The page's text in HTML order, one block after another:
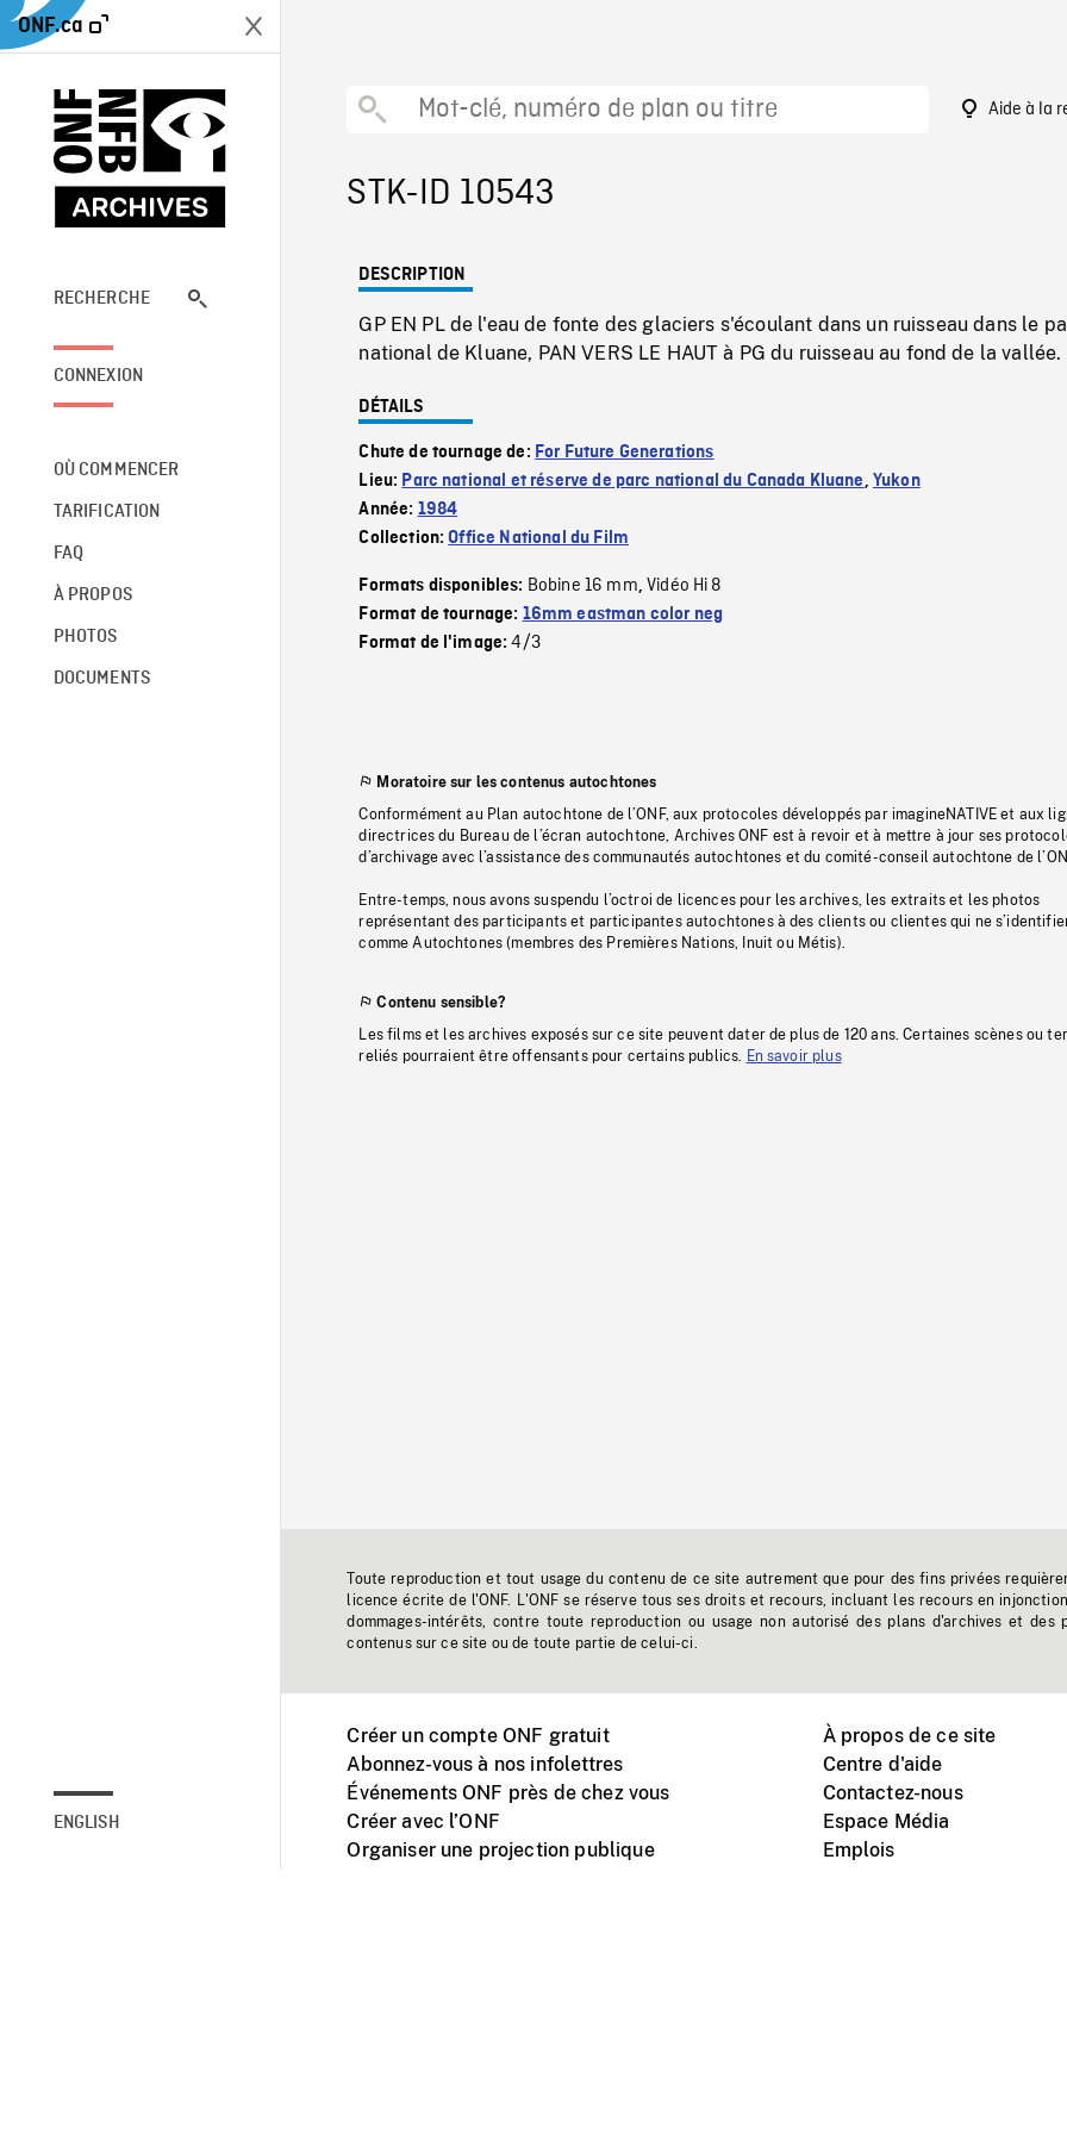
ONF.ca
RECHERCHE
CONNEXION
OÙ COMMENCER
TARIFICATION
FAQ
À PROPOS
PHOTOS
DOCUMENTS
ENGLISH
Aide à la
STK-ID 10543
DESCRIPTION
GP EN PL de l'eau de fonte des glaciers s'écoulant dans un ruisseau dans le
national de Kluane, PAN VERS LE HAUT à PG du ruisseau au fond de la vallée.
DÉTAILS
Chute de tournage de: For Future Generations
Lieu: Parc national et réserve de parc national du Canada Kluane, Yukon
Année: 1984
Collection:Office National du Film
Formats disponibles: Bobine 16 mm,Vidéo Hi 8
Format de tournage: 16mm eastman color neg
Format de l'image:4/3
Moratoire sur les contenus autochtones
Conformément au Plan autochtone de l’ONF, aux protocoles développés par imagineNATIVE et aux
directrices du Bureau de l’écran autochtone, Archives ONF est à revoir et à mettre à jour ses
d’archivage avec l’assistance des communautés autochtones et du comité-conseil autochtone de
Entre-temps, nous avons suspendu l’octroi de licences pour les archives, les extraits et les photos
représentant des participants et participantes autochtones à des clients ou clientes qui ne
comme Autochtones (membres des Premières Nations, Inuit ou Métis).
Contenu sensible?
Les films et les archives exposés sur ce site peuvent dater de plus de 120 ans. Certaines scènes ou
reliés pourraient être offensants pour certains publics. En savoir plus
Toute reproduction et tout usage du contenu de ce site autrement que pour des fins privées
licence écrite de l'ONF. L'ONF se réserve tous ses droits et recours, incluant les recours en
dommages-intérêts, contre toute reproduction ou usage non autorisé des plans d'archives et des
contenus sur ce site ou de toute partie de celui-ci.
Créer un compte ONF gratuit
Abonnez-vous à nos infolettres
Événements ONF près de chez vous
Créer avec l’ONF
Organiser une projection publique
À propos de ce site
Centre d'aide
Contactez-nous
Espace Média
Emplois